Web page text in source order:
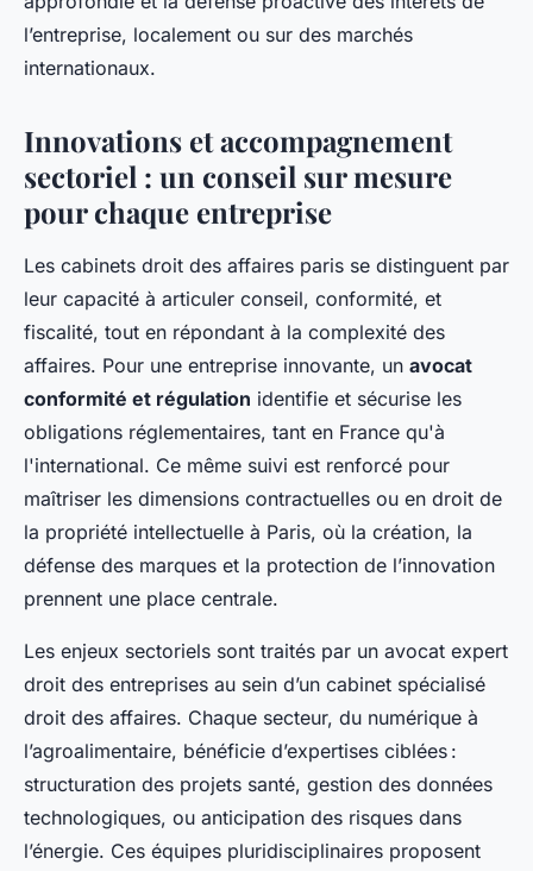
l’entreprise, localement ou sur des marchés
internationaux.
Innovations et accompagnement
sectoriel : un conseil sur mesure
pour chaque entreprise
Les cabinets droit des affaires paris se distinguent par
leur capacité à articuler conseil, conformité, et
fiscalité, tout en répondant à la complexité des
affaires. Pour une entreprise innovante, un avocat
conformité et régulation identifie et sécurise les
obligations réglementaires, tant en France qu'à
l'international. Ce même suivi est renforcé pour
maîtriser les dimensions contractuelles ou en droit de
la propriété intellectuelle à Paris, où la création, la
défense des marques et la protection de l’innovation
prennent une place centrale.
Les enjeux sectoriels sont traités par un avocat expert
droit des entreprises au sein d’un cabinet spécialisé
droit des affaires. Chaque secteur, du numérique à
l’agroalimentaire, bénéficie d’expertises ciblées :
structuration des projets santé, gestion des données
technologiques, ou anticipation des risques dans
l’énergie. Ces équipes pluridisciplinaires proposent